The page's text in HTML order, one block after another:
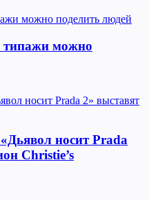
типажи можно
носит Prada
Christie’s